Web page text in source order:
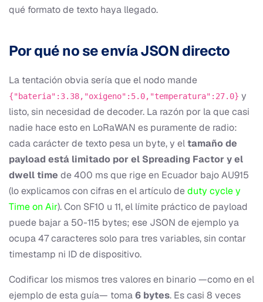
qué formato de texto haya llegado.
Por qué no se envía JSON directo
La tentación obvia sería que el nodo mande
{"bateria":3.38,"oxigeno":5.0,"temperatura":27.0} y
listo, sin necesidad de decoder. La razón por la que casi
nadie hace esto en LoRaWAN es puramente de radio:
cada carácter de texto pesa un byte, y eltamaño de
payload está limitado por el Spreading Factor y el
dwell time de 400 ms que rige en Ecuador bajo AU915
(lo explicamos con cifras en el artículo deduty cycle y
Time on Air). Con SF10 u 11, el límite práctico de payload
puede bajar a 50-115 bytes; ese JSON de ejemplo ya
ocupa 47 caracteres solo para tres variables, sin contar
timestamp ni ID de dispositivo.
Codificar los mismos tres valores en binario —como en el
ejemplo de esta guía— toma6 bytes. Es casi 8 veces